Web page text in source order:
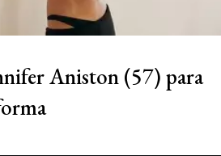
Aniston (57) para